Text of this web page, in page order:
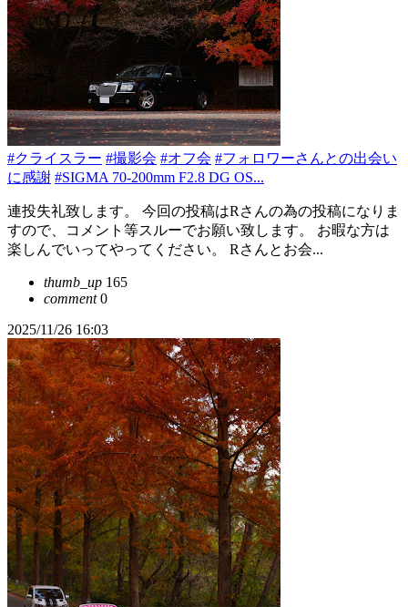
#クライスラー #撮影会 #オフ会 #フォロワーさんとの出会い
に感謝 #SIGMA 70-200mm F2.8 DG OS...
連投失礼致します。 今回の投稿はRさんの為の投稿になりま
すので、コメント等スルーでお願い致します。 お暇な方は
楽しんでいってやってください。 Rさんとお会...
thumb_up 165
comment0
2025/11/26 16:03